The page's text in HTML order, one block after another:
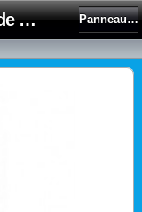
toutOtop' - Matériel de nettoyage, produit d'entretien, lubrifiant pour professionnel et particulier Panneaux De Signalisation